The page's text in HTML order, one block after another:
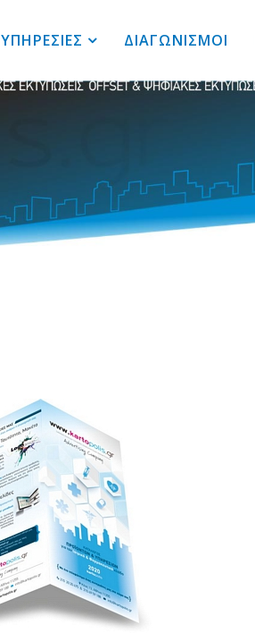
ΥΠΗΡΕΣΙΕΣ ΔΙΑΓΩΝΙΣΜΟΙ